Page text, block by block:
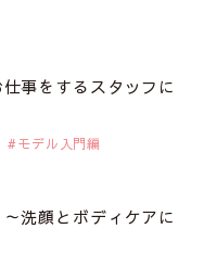
事をするスタッフに
モデル入門編
洗顔とボディケアに